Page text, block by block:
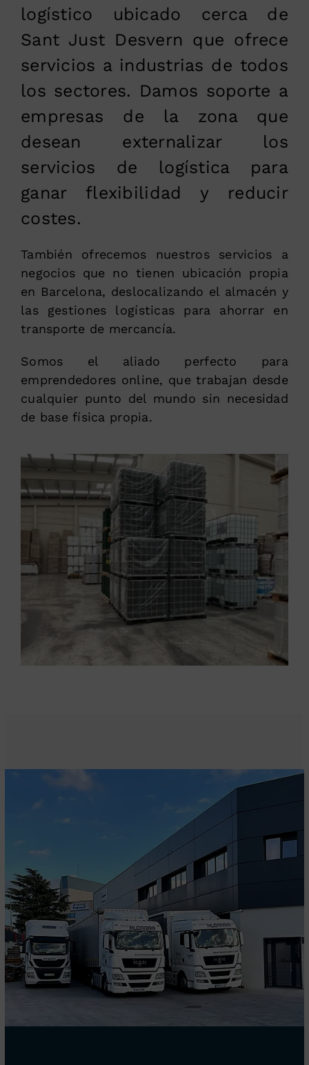
logístico ubicado cerca de
Sant Just Desvern que ofrece
servicios a industrias de todos
los sectores. Damos soporte a
empresas de la zona que
desean externalizar los
servicios de logística para
ganar flexibilidad y reducir
costes.
También ofrecemos nuestros servicios a
negocios que no tienen ubicación propia
en Barcelona, deslocalizando el almacén y
las gestiones logísticas para ahorrar en
transporte de mercancía.
Somos el aliado perfecto para
emprendedores online, que trabajan desde
cualquier punto del mundo sin necesidad
de base física propia.